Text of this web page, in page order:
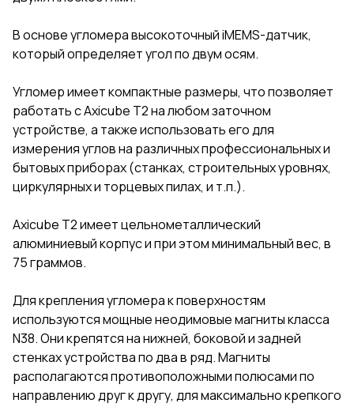
В основе угломера высокоточный iMEMS-датчик,
который определяет угол по двум осям.
Угломер имеет компактные размеры, что позволяет
работать с Axicube T2 на любом заточном
устройстве, а также использовать его для
измерения углов на различных профессиональных и
бытовых приборах (станках, строительных уровнях,
циркулярных и торцевых пилах, и т.п.).
Axicube T2 имеет цельнометаллический
алюминиевый корпус и при этом минимальный вес, в
75 граммов.
Для крепления угломера к поверхностям
используются мощные неодимовые магниты класса
N38. Они крепятся на нижней, боковой и задней
стенках устройства по два в ряд. Магниты
располагаются противоположными полюсами по
направлению друг к другу, для максимально крепкого